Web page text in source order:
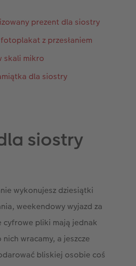
prezent dla siostry
z przesłaniem
skali mikro
dla siostry
siostry
wykonujesz dziesiątki
weekendowy wyjazd za
cyfrowe pliki mają jednak
wracamy, a jeszcze
bliskiej osobie coś